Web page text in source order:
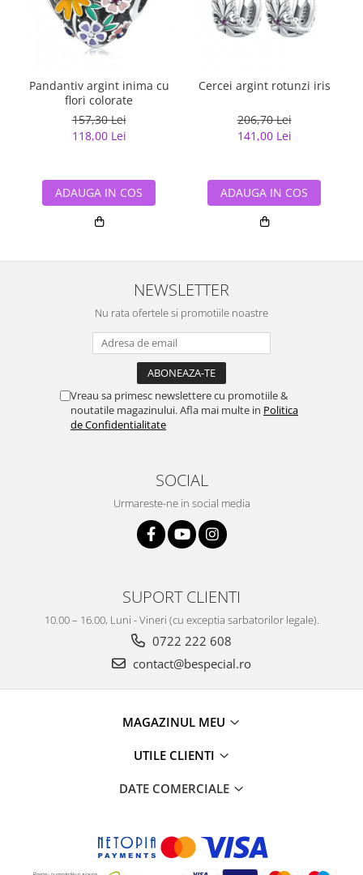
Pandantiv argint inima cu
flori colorate
157,30 Lei
118,00 Lei
ADAUGA IN COS
Cercei argint rotunzi iris
206,70 Lei
141,00 Lei
ADAUGA IN COS
NEWSLETTER
Nu rata ofertele si promotiile noastre
Vreau sa primesc newslettere cu promotiile &
noutatile magazinului. Afla mai multe in Politica
de Confidentialitate
SOCIAL
Urmareste-ne in social media
SUPORT CLIENTI
10.00 – 16.00, Luni - Vineri (cu exceptia sarbatorilor legale).
0722 222 608
contact@bespecial.ro
MAGAZINUL MEU
UTILE CLIENTI
DATE COMERCIALE